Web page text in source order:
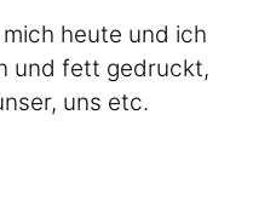
heute und ich
und fett gedruckt,
uns etc.